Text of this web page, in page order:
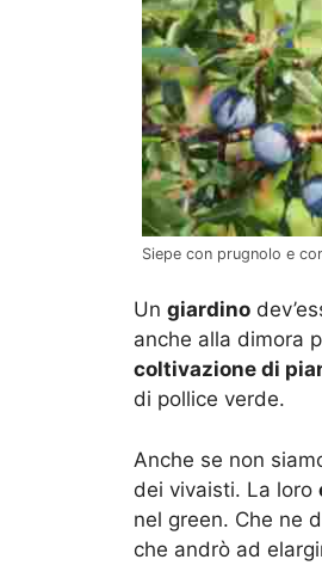
Siepe con prugnolo e
Un giardino
anche alla dimora
coltivazione di
di pollice verde.
Anche se non
dei vivaisti. La loro
nel green. Che ne
che andrò ad